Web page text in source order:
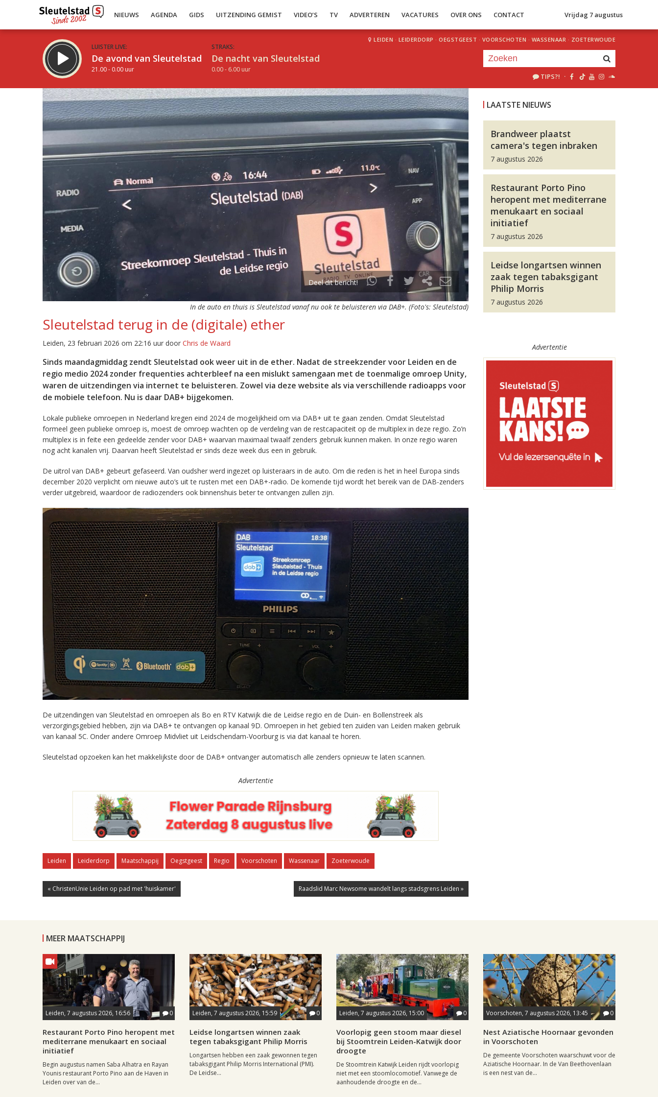
NIEUWS AGENDA GIDS UITZENDING GEMIST VIDEO’S TV ADVERTEREN VACATURES OVER ONS CONTACT Vrijdag 7 augustus
LUISTER LIVE:
De avond van Sleutelstad
21.00 - 0.00 uur
STRAKS:
De nacht van Sleutelstad
0.00 - 6.00 uur
LEIDEN · LEIDERDORP · OEGSTGEEST · VOORSCHOTEN · WASSENAAR · ZOETERWOUDE
TIPS?! ·
Deel dit bericht!
In de auto en thuis is Sleutelstad vanaf nu ook te beluisteren via DAB+. (Foto's: Sleutelstad)
Sleutelstad terug in de (digitale) ether
Leiden, 23 februari 2026 om 22:16 uur door Chris de Waard
Sinds maandagmiddag zendt Sleutelstad ook weer uit in de ether. Nadat de streekzender voor Leiden en de
regio medio 2024 zonder frequenties achterbleef na een mislukt samengaan met de toenmalige omroep Unity,
waren de uitzendingen via internet te beluisteren. Zowel via deze website als via verschillende radioapps voor
de mobiele telefoon. Nu is daar DAB+ bijgekomen.
Lokale publieke omroepen in Nederland kregen eind 2024 de mogelijkheid om via DAB+ uit te gaan zenden. Omdat Sleutelstad
formeel geen publieke omroep is, moest de omroep wachten op de verdeling van de restcapaciteit op de multiplex in deze regio. Zo’n
multiplex is in feite een gedeelde zender voor DAB+ waarvan maximaal twaalf zenders gebruik kunnen maken. In onze regio waren
nog acht kanalen vrij. Daarvan heeft Sleutelstad er sinds deze week dus een in gebruik.
De uitrol van DAB+ gebeurt gefaseerd. Van oudsher werd ingezet op luisteraars in de auto. Om die reden is het in heel Europa sinds
december 2020 verplicht om nieuwe auto’s uit te rusten met een DAB+-radio. De komende tijd wordt het bereik van de DAB-zenders
verder uitgebreid, waardoor de radiozenders ook binnenshuis beter te ontvangen zullen zijn.
De uitzendingen van Sleutelstad en omroepen als Bo en RTV Katwijk die de Leidse regio en de Duin- en Bollenstreek als
verzorgingsgebied hebben, zijn via DAB+ te ontvangen op kanaal 9D. Omroepen in het gebied ten zuiden van Leiden maken gebruik
van kanaal 5C. Onder andere Omroep Midvliet uit Leidschendam-Voorburg is via dat kanaal te horen.
Sleutelstad opzoeken kan het makkelijkste door de DAB+ ontvanger automatisch alle zenders opnieuw te laten scannen.
Advertentie
Leiden Leiderdorp Maatschappij Oegstgeest Regio Voorschoten Wassenaar Zoeterwoude
« ChristenUnie Leiden op pad met 'huiskamer' Raadslid Marc Newsome wandelt langs stadsgrens Leiden »
LAATSTE NIEUWS
Brandweer plaatst
camera's tegen inbraken
7 augustus 2026
Restaurant Porto Pino
heropent met mediterrane
menukaart en sociaal
initiatief
7 augustus 2026
Leidse longartsen winnen
zaak tegen tabaksgigant
Philip Morris
7 augustus 2026
Advertentie
MEER MAATSCHAPPIJ
Leiden, 7 augustus 2026, 16:56 0
Restaurant Porto Pino heropent met
mediterrane menukaart en sociaal
initiatief
Begin augustus namen Saba Alhatra en Rayan
Younis restaurant Porto Pino aan de Haven in
Leiden over van de...
Leiden, 7 augustus 2026, 15:59 0
Leidse longartsen winnen zaak
tegen tabaksgigant Philip Morris
Longartsen hebben een zaak gewonnen tegen
tabaksgigant Philip Morris International (PMI).
De Leidse...
Leiden, 7 augustus 2026, 15:00 0
Voorlopig geen stoom maar diesel
bij Stoomtrein Leiden-Katwijk door
droogte
De Stoomtrein Katwijk Leiden rijdt voorlopig
niet met een stoomlocomotief. Vanwege de
aanhoudende droogte en de...
Voorschoten, 7 augustus 2026, 13:45 0
Nest Aziatische Hoornaar gevonden
in Voorschoten
De gemeente Voorschoten waarschuwt voor de
Aziatische Hoornaar. In de Van Beethovenlaan
is een nest van de...